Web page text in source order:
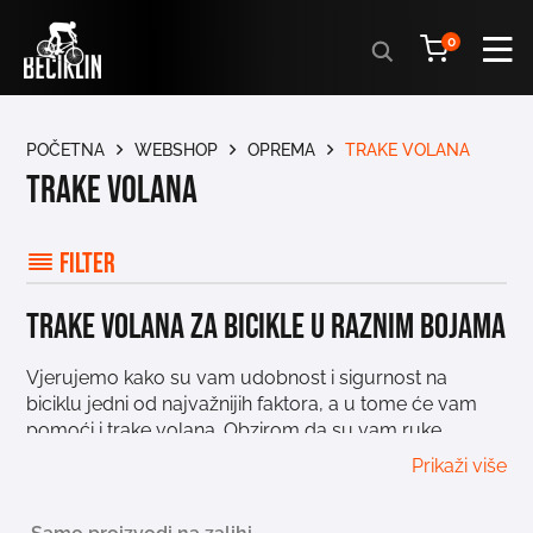
Products
search
0
POČETNA WEBSHOP OPREMA TRAKE VOLANA
Filter
Trake volana
Trake volana za bicikle u raznim bojama
Vjerujemo kako su vam udobnost i sigurnost na
biciklu jedni od najvažnijih faktora, a u tome će vam
pomoći i trake volana. Obzirom da su vam ruke
konstantno na volanu, važno je da je traka volanaPrikaži više